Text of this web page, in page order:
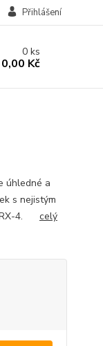
Přihlášení
0ks
0,00 Kč
úhledné a
s nejistým
4. celý